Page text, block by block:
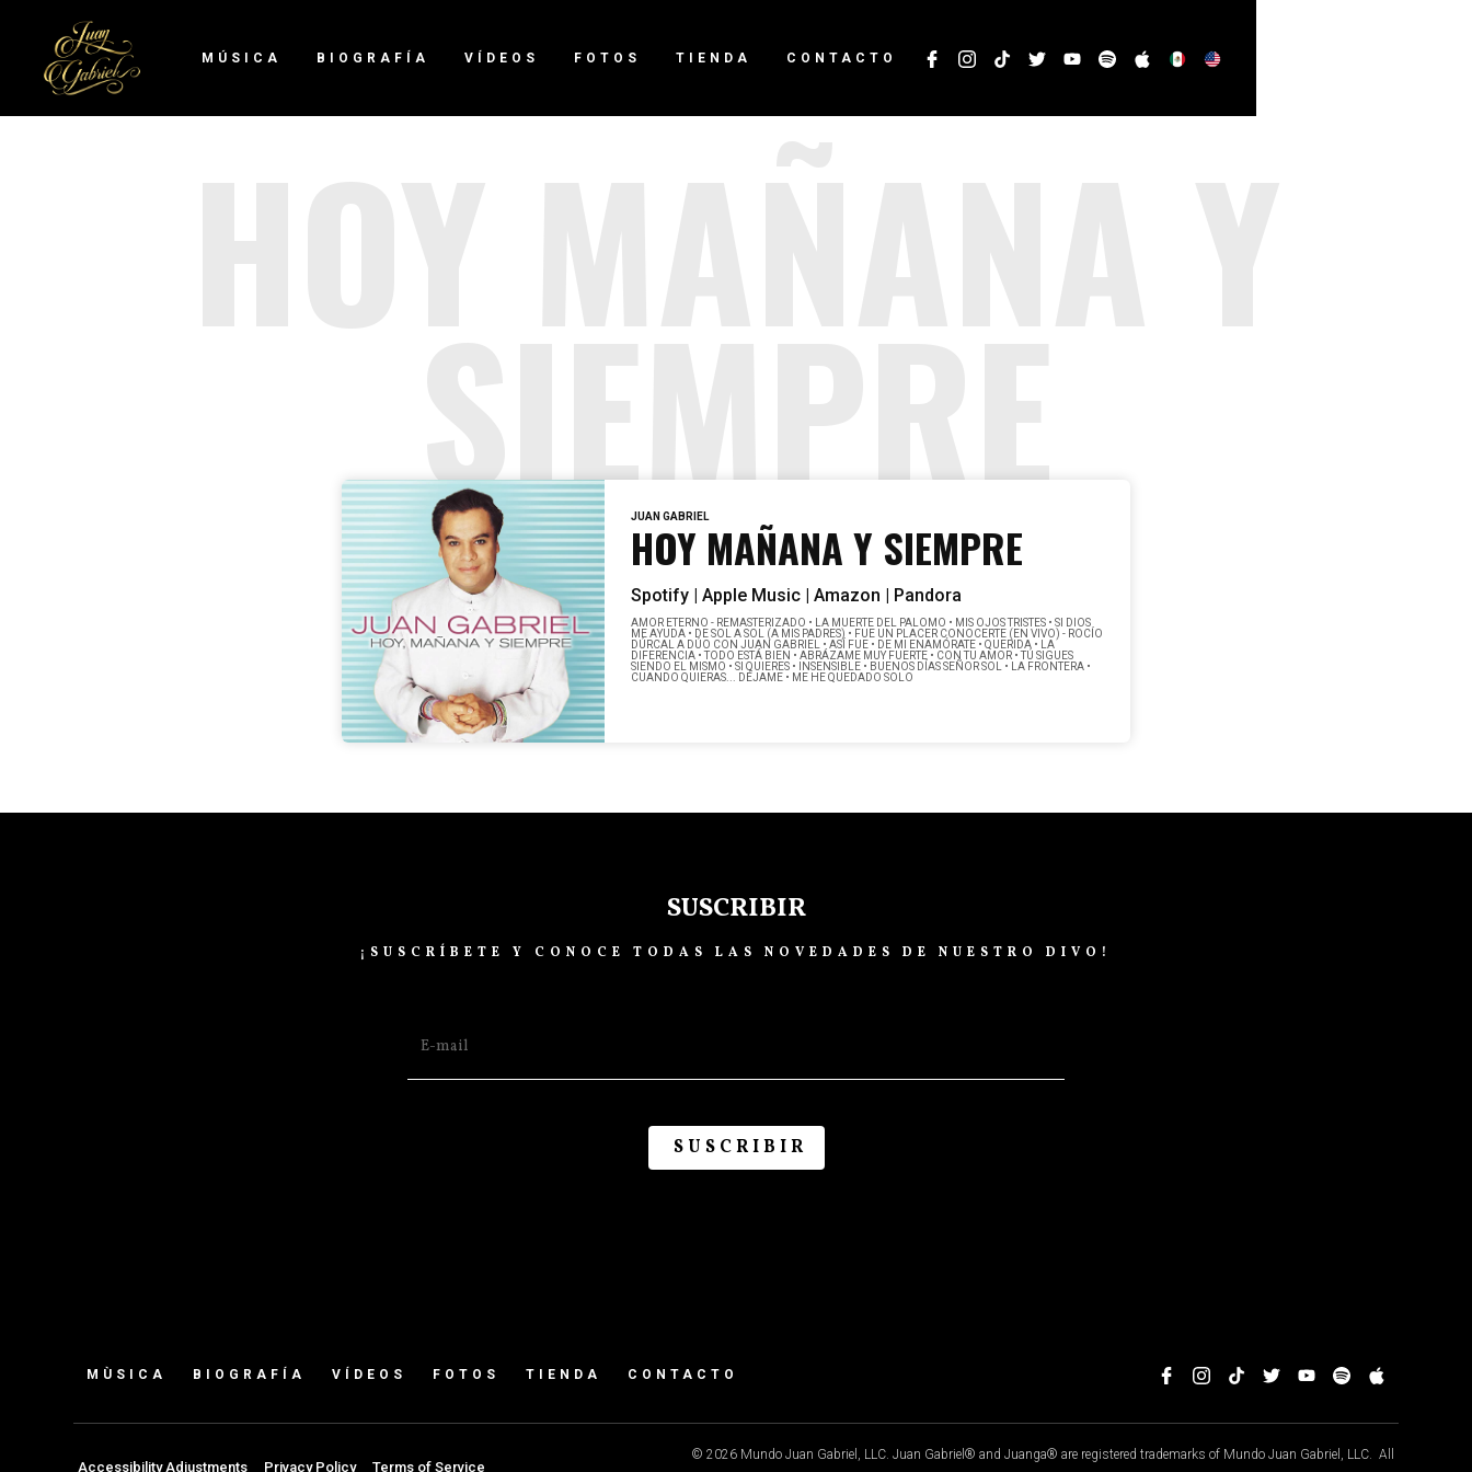
MÚSICA BIOGRAFÍA VÍDEOS FOTOS TIENDA CONTACTO
SIEMPRE
JUAN GABRIEL
HOY MAÑANA Y SIEMPRE
Spotify | Apple Music | Amazon | Pandora
AMOR ETERNO - REMASTERIZADO • LA MUERTE DEL PALOMO • MIS OJOS TRISTES • SI DIOS
ME AYUDA • DE SOL A SOL (A MIS PADRES) • FUE UN PLACER CONOCERTE (EN VIVO) - ROCÍO
DÚRCAL A DÚO CON JUAN GABRIEL • ASÍ FUE • DE MI ENAMÓRATE • QUERIDA • LA
DIFERENCIA • TODO ESTÁ BIEN • ABRÁZAME MUY FUERTE • CON TU AMOR • TÚ SIGUES
SIENDO EL MISMO • SI QUIERES • INSENSIBLE • BUENOS DÍAS SEÑOR SOL • LA FRONTERA •
CUANDO QUIERAS... DÉJAME • ME HE QUEDADO SOLO
SUSCRIBIR
¡SUSCRÍBETE Y CONOCE TODAS LAS NOVEDADES DE NUESTRO DIVO!
MÙSICA BIOGRAFÍA VÍDEOS FOTOS TIENDA CONTACTO
Accessibility Adjustments Privacy Policy Terms of Service
© 2026 Mundo Juan Gabriel, LLC. Juan Gabriel® and Juanga® are registered trademarks of Mundo Juan Gabriel, LLC. All